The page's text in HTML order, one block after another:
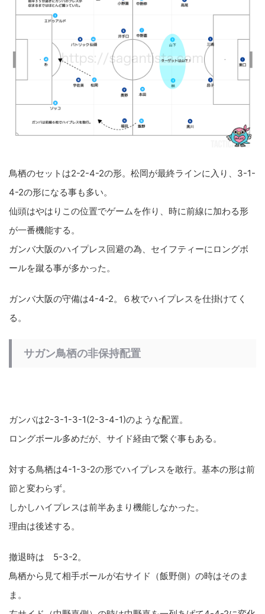
鳥栖のセットは2-2-4-2の形。松岡が最終ラインに入り、3-1-
4-2の形になる事も多い。
仙頭はやはりこの位置でゲームを作り、時に前線に加わる形
が一番機能する。
ガンバ大阪のハイプレス回避の為、セイフティーにロングボ
ールを蹴る事が多かった。
ガンバ大阪の守備は4-4-2。６枚でハイプレスを仕掛けてく
る。
サガン鳥栖の非保持配置
ガンバは2-3-1-3-1(2-3-4-1)のような配置。
ロングボール多めだが、サイド経由で繋ぐ事もある。
対する鳥栖は4-1-3-2の形でハイプレスを敢行。基本の形は前
節と変わらず。
しかしハイプレスは前半あまり機能しなかった。
理由は後述する。
撤退時は 5-3-2。
鳥栖から見て相手ボールが右サイド（飯野側）の時はそのま
ま。